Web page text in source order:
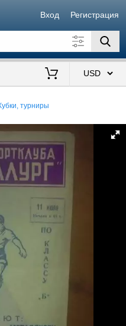
Вход Регистрация
турниры